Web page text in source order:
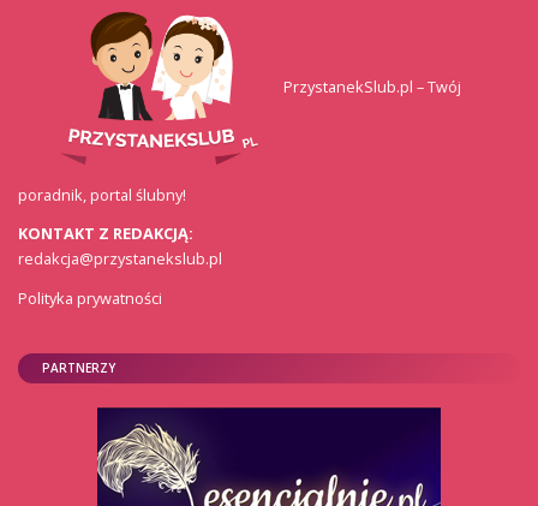
PrzystanekSlub.pl – Twój
poradnik, portal ślubny!
KONTAKT Z REDAKCJĄ:
redakcja@przystanekslub.pl
Polityka prywatności
PARTNERZY